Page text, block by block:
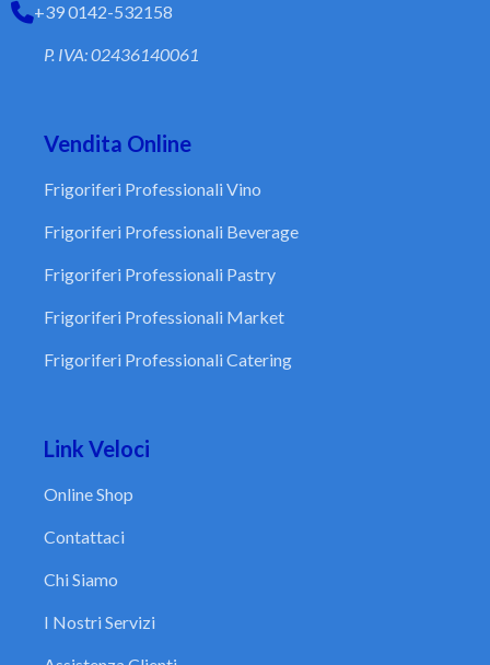
+39 0142-532158
P. IVA: 02436140061
Vendita Online
Frigoriferi Professionali Vino
Frigoriferi Professionali Beverage
Frigoriferi Professionali Pastry
Frigoriferi Professionali Market
Frigoriferi Professionali Catering
Link Veloci
Online Shop
Contattaci
Chi Siamo
I Nostri Servizi